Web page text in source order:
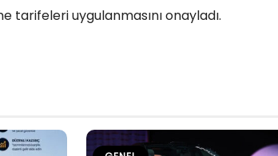
tarifeleri uygulanmasını onayladı.